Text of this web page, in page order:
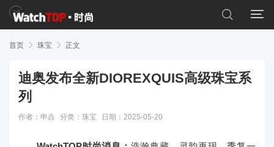


首页  珠宝  正文
迪奥发布全新DIOREXQUIS高级珠宝系
列
作者：申垚 分类： 珠宝 日期：2025-05-20